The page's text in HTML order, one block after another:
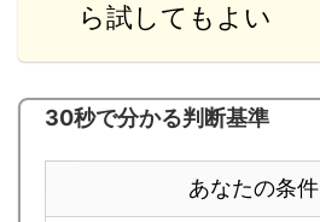
ら試してもよい
30秒で分かる判断基準
あなたの条件